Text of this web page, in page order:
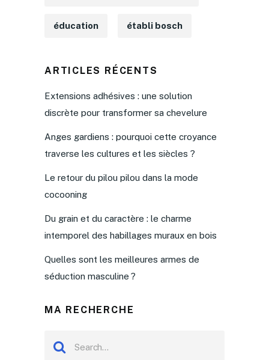
éducation établi bosch
ARTICLES RÉCENTS
Extensions adhésives : une solution
discrète pour transformer sa chevelure
Anges gardiens : pourquoi cette croyance
traverse les cultures et les siècles ?
Le retour du pilou pilou dans la mode
cocooning
Du grain et du caractère : le charme
intemporel des habillages muraux en bois
Quelles sont les meilleures armes de
séduction masculine ?
MA RECHERCHE